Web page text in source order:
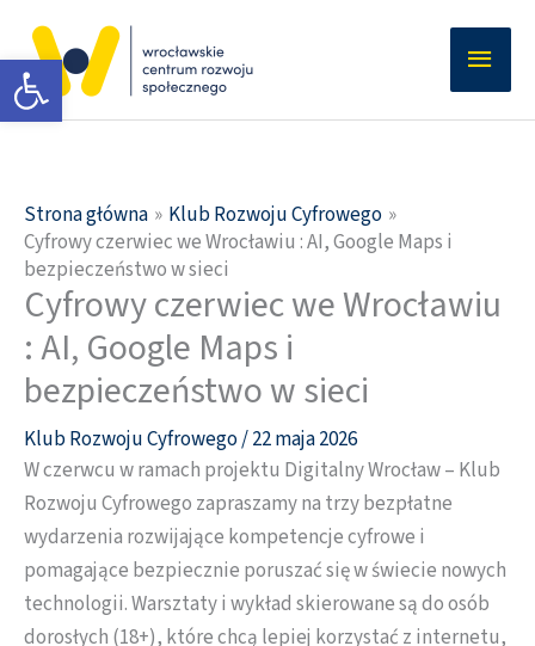
Otwórz pasek narzędzi
treści
Strona główna
Klub Rozwoju Cyfrowego
Cyfrowy czerwiec we Wrocławiu : AI, Google Maps i
bezpieczeństwo w sieci
Cyfrowy czerwiec we Wrocławiu
: AI, Google Maps i
bezpieczeństwo w sieci
Klub Rozwoju Cyfrowego/22 maja 2026
W czerwcu w ramach projektu Digitalny Wrocław – Klub
Rozwoju Cyfrowego zapraszamy na trzy bezpłatne
wydarzenia rozwijające kompetencje cyfrowe i
pomagające bezpiecznie poruszać się w świecie nowych
technologii. Warsztaty i wykład skierowane są do osób
dorosłych (18+), które chcą lepiej korzystać z internetu,